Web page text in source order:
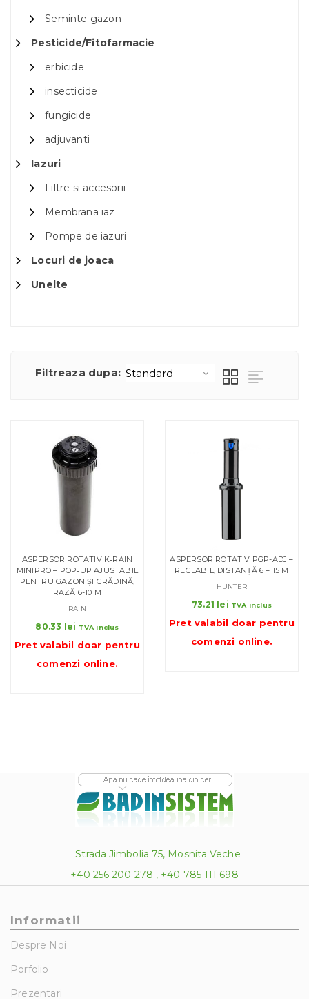
Seminte gazon
Pesticide/Fitofarmacie
erbicide
insecticide
fungicide
adjuvanti
Iazuri
Filtre si accesorii
Membrana iaz
Pompe de iazuri
Locuri de joaca
Unelte
Filtreaza dupa:
ASPERSOR ROTATIV K‑RAIN
MINIPRO – POP‑UP AJUSTABIL
PENTRU GAZON ȘI GRĂDINĂ,
RAZĂ 6-10 M
RAIN
80.33 lei TVA inclus
Pret valabil doar pentru
comenzi online.
ASPERSOR ROTATIV PGP-ADJ –
REGLABIL, DISTANȚĂ 6 – 15 M
HUNTER
73.21 lei TVA inclus
Pret valabil doar pentru
comenzi online.
Strada Jimbolia 75, Mosnita Veche
+40 256 200 278 , +40 785 111 698
Informatii
Despre Noi
Porfolio
Prezentari